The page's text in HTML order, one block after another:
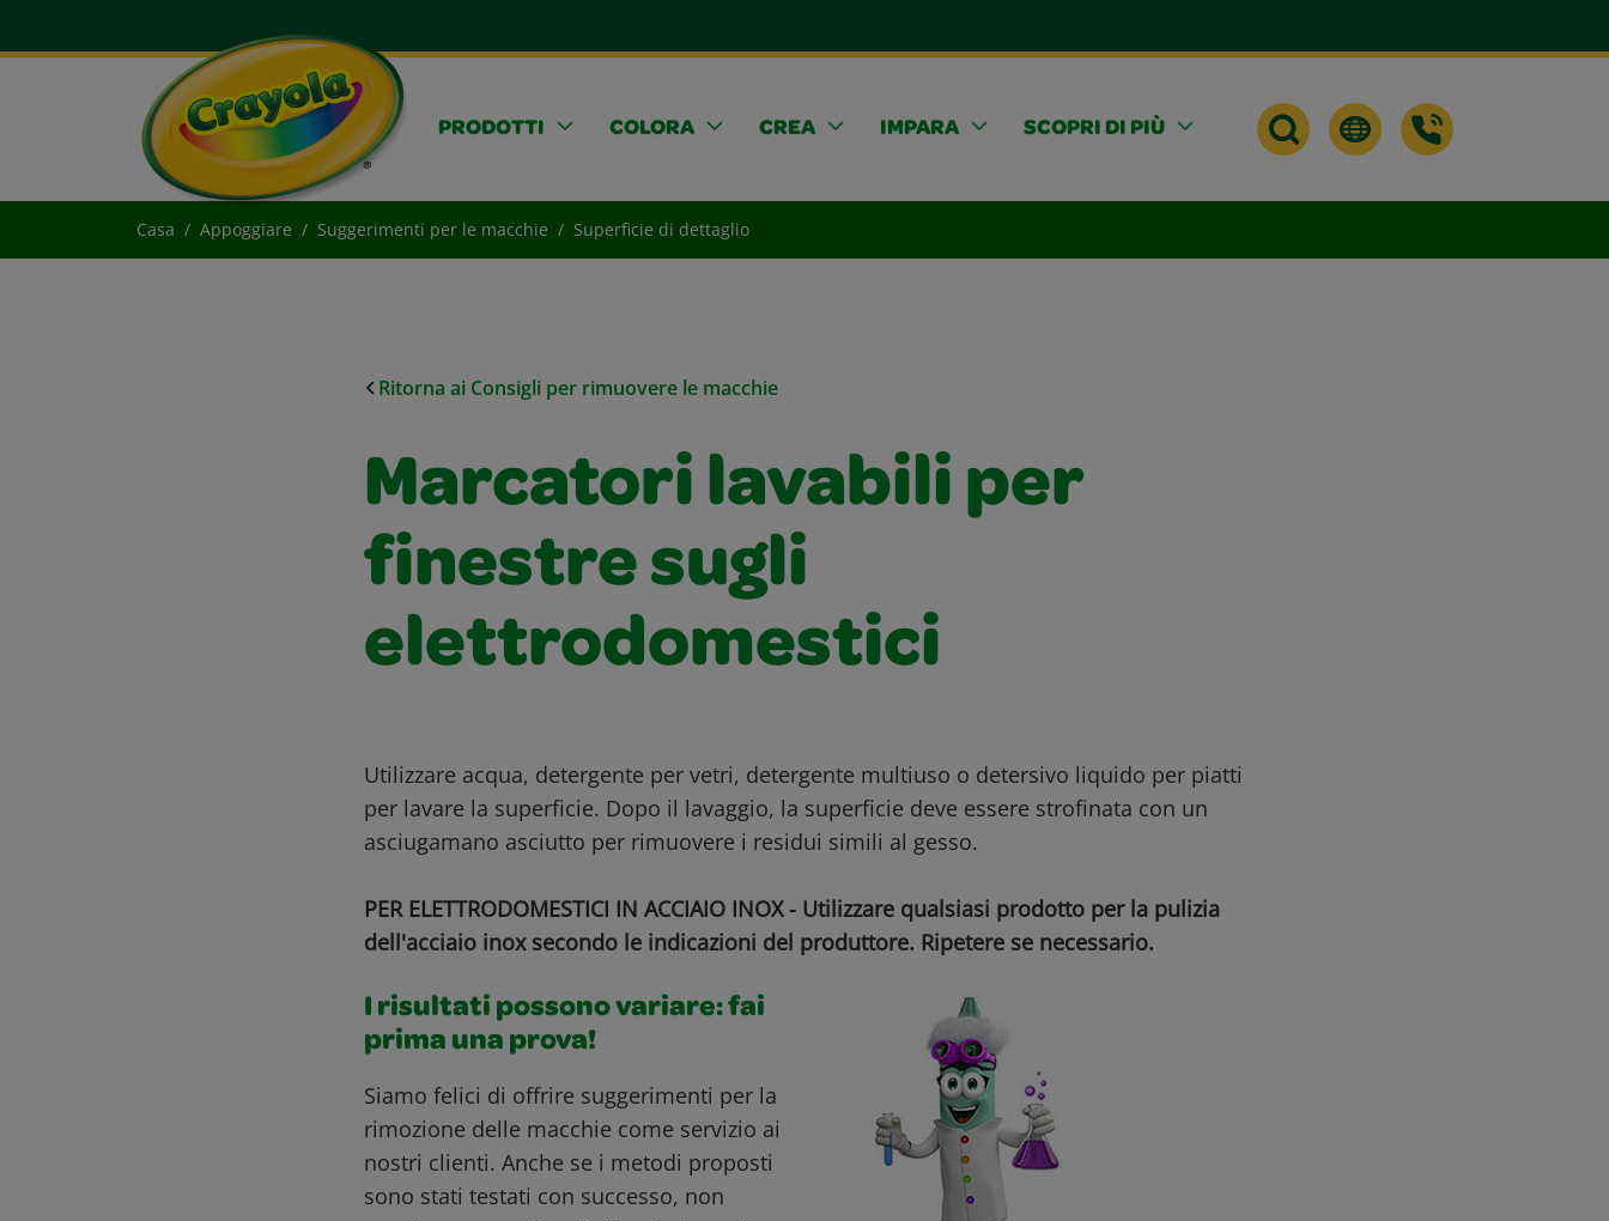
PRODOTTI COLORA CREA IMPARA SCOPRI DI PIÙ
Casa Appoggiare Suggerimenti per le macchie Superficie di dettaglio
Ritorna ai Consigli per rimuovere le macchie
Marcatori lavabili per
finestre sugli
elettrodomestici
Utilizzare acqua, detergente per vetri, detergente multiuso o detersivo liquido per piatti
per lavare la superficie. Dopo il lavaggio, la superficie deve essere strofinata con un
asciugamano asciutto per rimuovere i residui simili al gesso.
PER ELETTRODOMESTICI IN ACCIAIO INOX - Utilizzare qualsiasi prodotto per la pulizia
dell'acciaio inox secondo le indicazioni del produttore. Ripetere se necessario.
I risultati possono variare: fai
prima una prova!
Siamo felici di offrire suggerimenti per la
rimozione delle macchie come servizio ai
nostri clienti. Anche se i metodi proposti
sono stati testati con successo, non